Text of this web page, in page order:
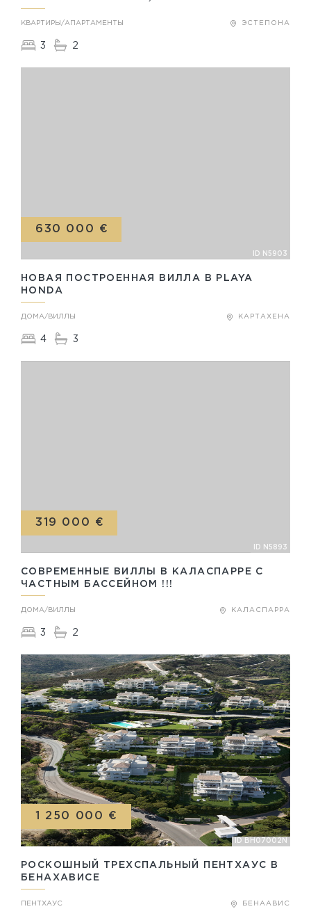
ЭСТЕПОНА
КВАРТИРЫ/АПАРТАМЕНТЫ
3 2
НОВАЯ ПОСТРОЕННАЯ ВИЛЛА В PLAYA
HONDA
КАРТАХЕНА
630 000 €
ДОМА/ВИЛЛЫ
4 3
ID N5903
СОВРЕМЕННЫЕ ВИЛЛЫ В КАЛАСПАРРЕ С
ЧАСТНЫМ БАССЕЙНОМ !!!
КАЛАСПАРРА
319 000 €
ДОМА/ВИЛЛЫ
3 2
ID N5893
РОСКОШНЫЙ ТРЕХСПАЛЬНЫЙ ПЕНТХАУС В
БЕНАХАВИСЕ
БЕНААВИС
1 250 000 €
ПЕНТХАУС
ID BH07002N